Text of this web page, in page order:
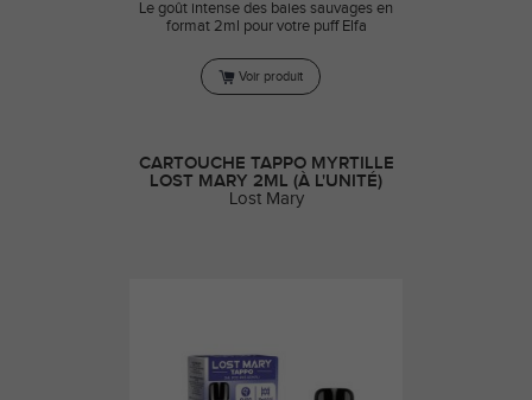
Le goût intense des baies sauvages en
format 2ml pour votre puff Elfa
Voir produit
CARTOUCHE TAPPO MYRTILLE
LOST MARY 2ML (À L'UNITÉ)
Lost Mary